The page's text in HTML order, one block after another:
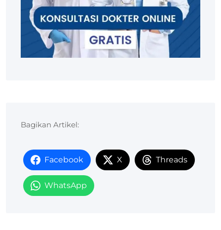
Bagikan Artikel:
Facebook X Threads
WhatsApp